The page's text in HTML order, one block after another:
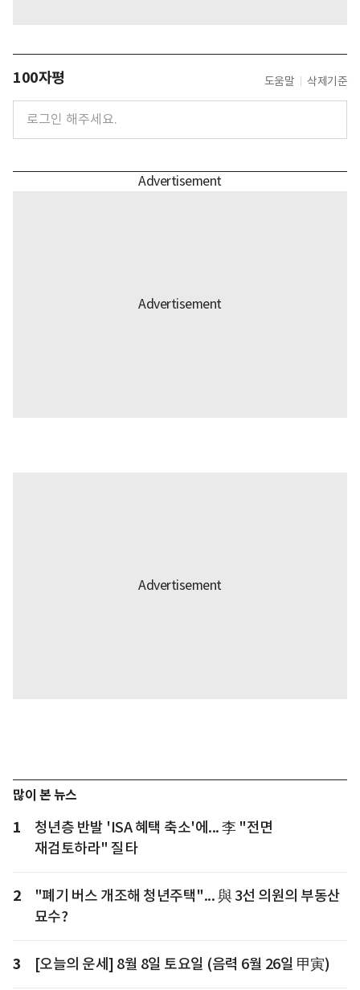
100자평 도움말 삭제기준
많이 본 뉴스
1
청년층 반발 'ISA 혜택 축소'에... 李 "전면
재검토하라" 질타
2
"폐기 버스 개조해 청년주택"... 與 3선 의원의 부동산
묘수?
3 [오늘의 운세] 8월 8일 토요일 (음력 6월 26일 甲寅)